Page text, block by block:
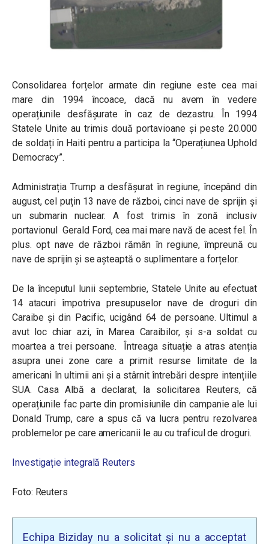
Consolidarea forțelor armate din regiune este cea mai
mare din 1994 încoace, dacă nu avem în vedere
operațiunile desfășurate în caz de dezastru. În 1994
Statele Unite au trimis două portavioane și peste 20.000
de soldați în Haiti pentru a participa la “Operațiunea Uphold
Democracy”.
Administrația Trump a desfășurat în regiune, începând din
august, cel puțin 13 nave de război, cinci nave de sprijin și
un submarin nuclear. A fost trimis în zonă inclusiv
portavionul Gerald Ford, cea mai mare navă de acest fel. În
plus. opt nave de război rămân în regiune, împreună cu
nave de sprijin și se așteaptă o suplimentare a forțelor.
De la începutul lunii septembrie, Statele Unite au efectuat
14 atacuri împotriva presupuselor nave de droguri din
Caraibe și din Pacific, ucigând 64 de persoane. Ultimul a
avut loc chiar azi, în Marea Caraibilor, și s-a soldat cu
moartea a trei persoane. Întreaga situație a atras atenția
asupra unei zone care a primit resurse limitate de la
americani în ultimii ani și a stârnit întrebări despre intențiile
SUA. Casa Albă a declarat, la solicitarea Reuters, că
operațiunile fac parte din promisiunile din campanie ale lui
Donald Trump, care a spus că va lucra pentru rezolvarea
problemelor pe care americanii le au cu traficul de droguri.
Investigație integrală Reuters
Foto: Reuters
Echipa Biziday nu a solicitat și nu a acceptat